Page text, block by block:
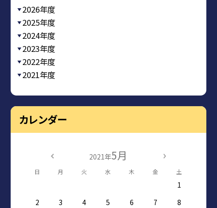
2026年度
2025年度
2024年度
2023年度
2022年度
2021年度
カレンダー
2021年5月
日 月 火 水 木 金 土
1
2
3 4 5 6 7
8